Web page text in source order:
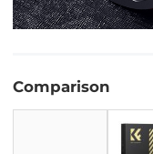
Comparison